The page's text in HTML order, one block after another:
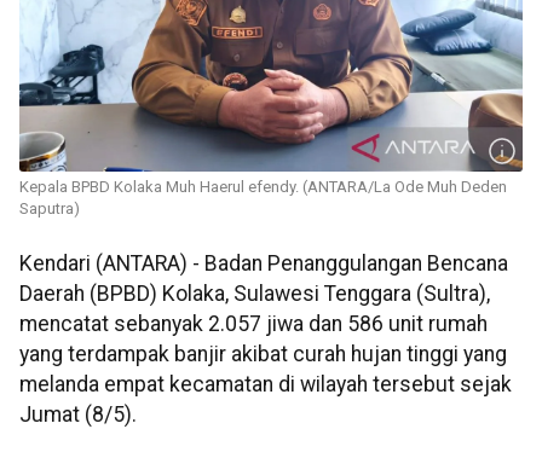
Kepala BPBD Kolaka Muh Haerul efendy. (ANTARA/La Ode Muh Deden
Saputra)
Kendari (ANTARA) - Badan Penanggulangan Bencana
Daerah (BPBD) Kolaka, Sulawesi Tenggara (Sultra),
mencatat sebanyak 2.057 jiwa dan 586 unit rumah
yang terdampak banjir akibat curah hujan tinggi yang
melanda empat kecamatan di wilayah tersebut sejak
Jumat (8/5).